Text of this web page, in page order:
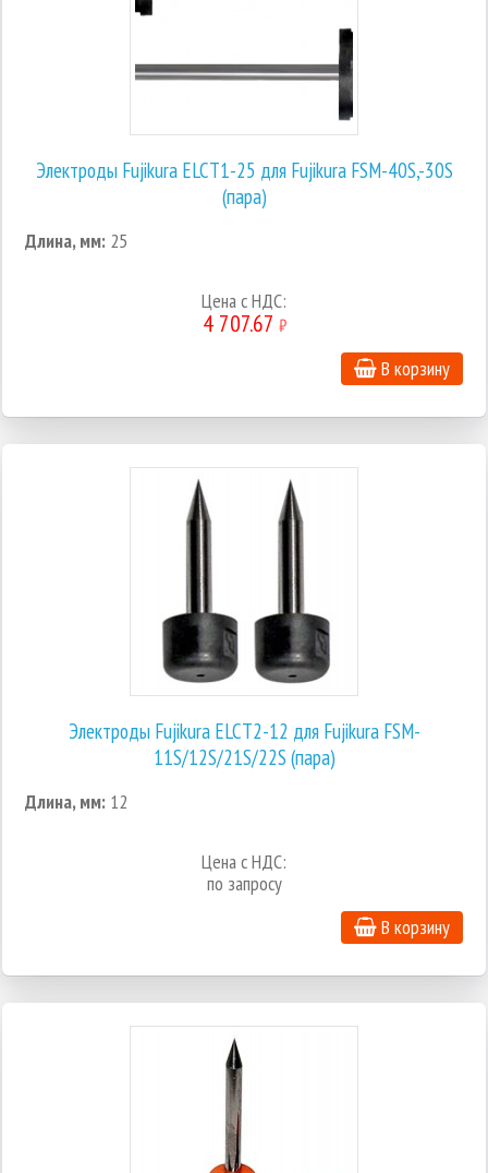
Электроды Fujikura ELCT1-25 для Fujikura FSM-40S,-30S
(пара)
Длина, мм: 25
Цена с НДС:
4 707.67 ₽
В корзину
Электроды Fujikura ELCT2-12 для Fujikura FSM-
11S/12S/21S/22S (пара)
Длина, мм: 12
Цена с НДС:
по запросу
В корзину